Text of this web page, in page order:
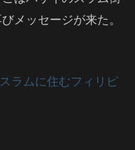
メッセージが来た。
ラムに住むフィリピ